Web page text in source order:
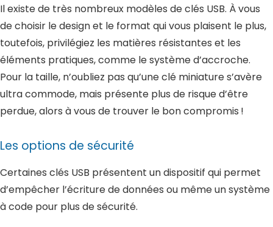
Il existe de très nombreux modèles de clés USB. À vous
de choisir le design et le format qui vous plaisent le plus,
toutefois, privilégiez les matières résistantes et les
éléments pratiques, comme le système d’accroche.
Pour la taille, n’oubliez pas qu’une clé miniature s’avère
ultra commode, mais présente plus de risque d’être
perdue, alors à vous de trouver le bon compromis !
Les options de sécurité
Certaines clés USB présentent un dispositif qui permet
d’empêcher l’écriture de données ou même un système
à code pour plus de sécurité.